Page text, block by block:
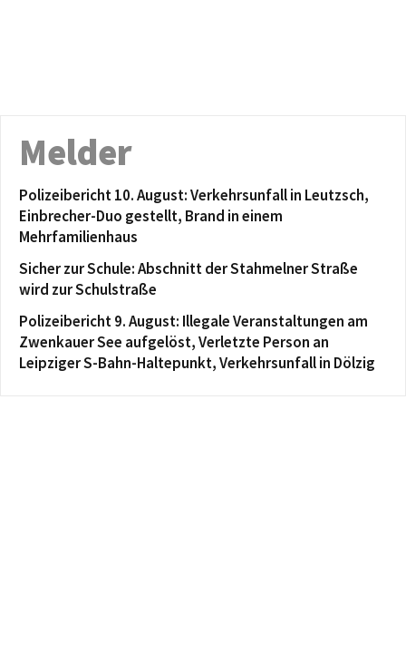
Melder
Polizeibericht 10. August: Verkehrsunfall in Leutzsch,
Einbrecher-Duo gestellt, Brand in einem
Mehrfamilienhaus
Sicher zur Schule: Abschnitt der Stahmelner Straße
wird zur Schulstraße
Polizeibericht 9. August: Illegale Veranstaltungen am
Zwenkauer See aufgelöst, Verletzte Person an
Leipziger S-Bahn-Haltepunkt, Verkehrsunfall in Dölzig